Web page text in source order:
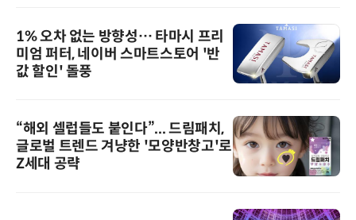
1% 오차 없는 방향성… 타마시 프리
미엄 퍼터, 네이버 스마트스토어 '반
값 할인' 돌풍
“해외 셀럽들도 붙인다”... 드림패치,
글로벌 트렌드 겨냥한 '모양반창고'로
Z세대 공략